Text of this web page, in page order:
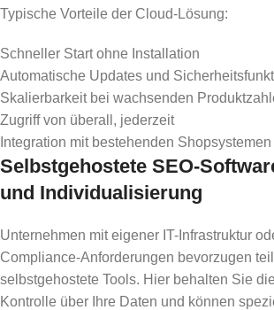
Typische Vorteile der Cloud-Lösung:
Schneller Start ohne Installation
Automatische Updates und
Skalierbarkeit bei wachsenden
Zugriff von überall, jederzeit
Integration mit bestehenden Shopsystemen
Selbstgehostete SEO-
und Individualisierung
Unternehmen mit eigener IT-Infrastruktur
Compliance-Anforderungen bevorzugen
selbstgehostete Tools. Hier behalten Sie
Kontrolle über Ihre Daten und können